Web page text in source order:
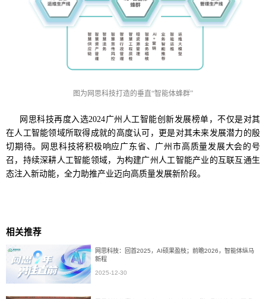
图为网思科技打造的垂直“智能体蜂群”
网思科技再度入选2024广州人工智能创新发展榜单，不仅是对其
在人工智能领域所取得成就的高度认可，更是对其未来发展潜力的殷
切期待。网思科技将积极响应广东省、广州市高质量发展大会的号
召，持续深耕人工智能领域，为构建广州人工智能产业的互联互通生
态注入新动能，全力助推产业迈向高质量发展新阶段。
相关推荐
网思科技：回首2025，AI硕果盈枝；前瞻2026，智能体纵马
新程
2025-12-30